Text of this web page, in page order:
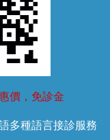
價，免診金
多種語言接診服務